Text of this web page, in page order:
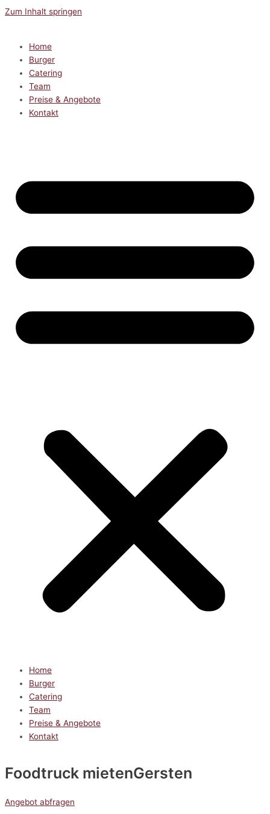
Zum Inhalt springen
Home
Burger
Catering
Team
Preise & Angebote
Kontakt
Home
Burger
Catering
Team
Preise & Angebote
Kontakt
Foodtruck mietenGersten
Angebot abfragen